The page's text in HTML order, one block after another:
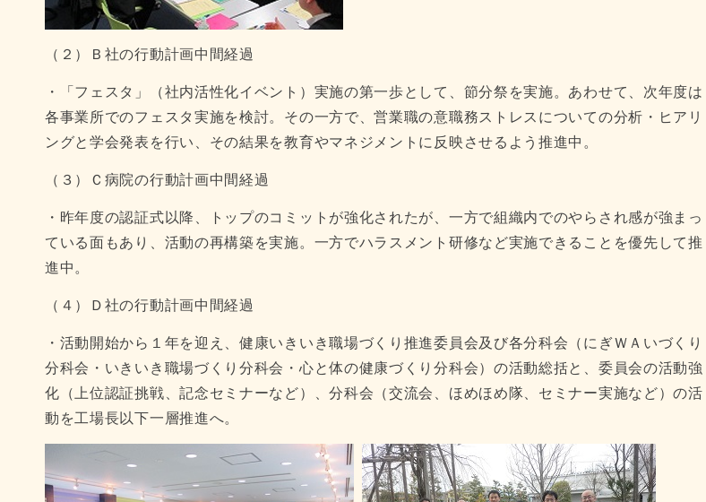
（２）Ｂ社の行動計画中間経過
・「フェスタ」（社内活性化イベント）実施の第一歩として、節分祭を実施。あわせて、次年度は
各事業所でのフェスタ実施を検討。その一方で、営業職の意職務ストレスについての分析・ヒアリ
ングと学会発表を行い、その結果を教育やマネジメントに反映させるよう推進中。
（３）Ｃ病院の行動計画中間経過
・昨年度の認証式以降、トップのコミットが強化されたが、一方で組織内でのやらされ感が強まっ
ている面もあり、活動の再構築を実施。一方でハラスメント研修など実施できることを優先して推
進中。
（４）Ｄ社の行動計画中間経過
・活動開始から１年を迎え、健康いきいき職場づくり推進委員会及び各分科会（にぎＷＡいづくり
分科会・いきいき職場づくり分科会・心と体の健康づくり分科会）の活動総括と、委員会の活動強
化（上位認証挑戦、記念セミナーなど）、分科会（交流会、ほめほめ隊、セミナー実施など）の活
動を工場長以下一層推進へ。